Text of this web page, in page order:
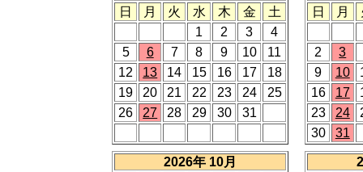
日
月 火 水 木 金
土
1
2 3
4
5
6 7 8 9 10
11
12
13 14 15 16 17
18
19
20 21 22 23 24
25
26
27 28 29 30 31
日
月
2
3
9
10
16
17
23
24
30
31
2026年 10月